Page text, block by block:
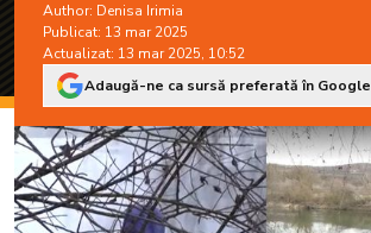
Author: Denisa Irimia
Publicat: 13 mar 2025
Actualizat: 13 mar 2025, 10:52
Adaugă-ne ca sursă preferată în Google